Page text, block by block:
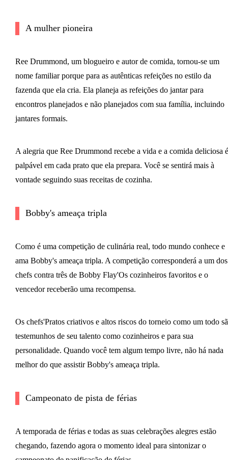
A mulher pioneira
Ree Drummond, um blogueiro e autor de comida, tornou-se um
nome familiar porque para as autênticas refeições no estilo da
fazenda que ela cria. Ela planeja as refeições do jantar para
encontros planejados e não planejados com sua família, incluindo
jantares formais.
A alegria que Ree Drummond recebe a vida e a comida deliciosa é
palpável em cada prato que ela prepara. Você se sentirá mais à
vontade seguindo suas receitas de cozinha.
Bobby's ameaça tripla
Como é uma competição de culinária real, todo mundo conhece e
ama Bobby's ameaça tripla. A competição corresponderá a um dos
chefs contra três de Bobby Flay'Os cozinheiros favoritos e o
vencedor receberão uma recompensa.
Os chefs'Pratos criativos e altos riscos do torneio como um todo
testemunhos de seu talento como cozinheiros e para sua
personalidade. Quando você tem algum tempo livre, não há nada
melhor do que assistir Bobby's ameaça tripla.
Campeonato de pista de férias
A temporada de férias e todas as suas celebrações alegres estão
chegando, fazendo agora o momento ideal para sintonizar o